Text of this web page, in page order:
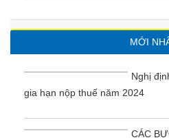
MỚI
Nghị
gia hạn nộp thuế năm 2024
CÁC